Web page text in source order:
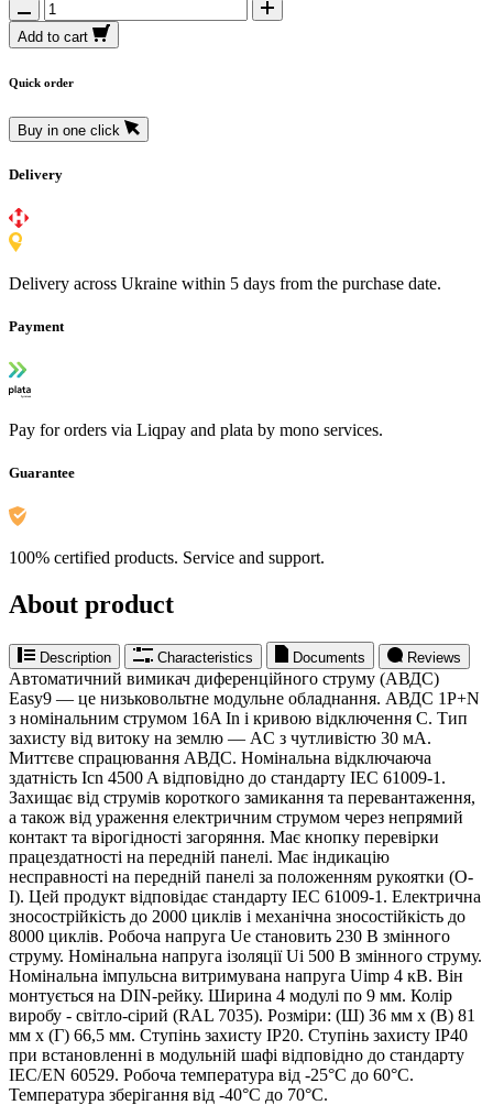
Add to cart
Quick order
Buy in one click
Delivery
Delivery across Ukraine within 5 days from the purchase date.
Payment
Pay for orders via Liqpay and plata by mono services.
Guarantee
100% certified products. Service and support.
About product
Description Characteristics Documents Reviews
Автоматичний вимикач диференційного струму (АВДС)
Easy9 — це низьковольтне модульне обладнання. АВДС 1P+N
з номінальним струмом 16A In і кривою відключення C. Тип
захисту від витоку на землю — AC з чутливістю 30 мА.
Миттєве спрацювання АВДС. Номінальна відключаюча
здатність Icn 4500 A відповідно до стандарту IEC 61009-1.
Захищає від струмів короткого замикання та перевантаження,
а також від ураження електричним струмом через непрямий
контакт та вірогідності загоряння. Має кнопку перевірки
працездатності на передній панелі. Має індикацію
несправності на передній панелі за положенням рукоятки (O-
I). Цей продукт відповідає стандарту IEC 61009-1. Електрична
зносострійкість до 2000 циклів і механічна зносостійкість до
8000 циклів. Робоча напруга Ue становить 230 В змінного
струму. Номінальна напруга ізоляції Ui 500 В змінного струму.
Номінальна імпульсна витримувана напруга Uimp 4 кВ. Він
монтується на DIN-рейку. Ширина 4 модулі по 9 мм. Колір
виробу - світло-сірий (RAL 7035). Розміри: (Ш) 36 мм x (В) 81
мм x (Г) 66,5 мм. Ступінь захисту IP20. Ступінь захисту IP40
при встановленні в модульній шафі відповідно до стандарту
IEC/EN 60529. Робоча температура від -25°C до 60°C.
Температура зберігання від -40°С до 70°С.